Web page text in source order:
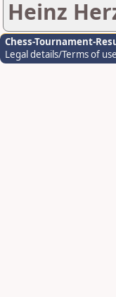
Heinz
Chess-Tournament-
Legal details/Terms of use